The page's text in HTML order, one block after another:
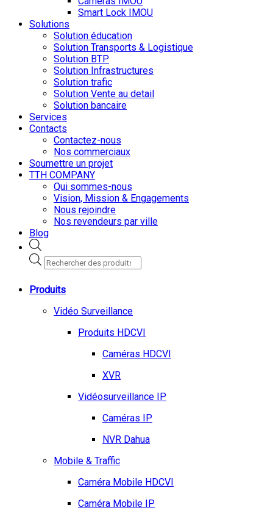
Smart Lock IMOU
Solutions
Solution éducation
Solution Transports & Logistique
Solution BTP
Solution Infrastructures
Solution trafic
Solution Vente au detail
Solution bancaire
Services
Contacts
Contactez-nous
Nos commerciaux
Soumettre un projet
TTH COMPANY
Qui sommes-nous
Vision, Mission & Engagements
Nous rejoindre
Nos revendeurs par ville
Blog
Recherche
de
Produits
Vidéo Surveillance
Produits HDCVI
Caméras HDCVI
XVR
Vidéosurveillance IP
Caméras IP
NVR Dahua
Mobile & Traffic
Caméra Mobile HDCVI
Caméra Mobile IP